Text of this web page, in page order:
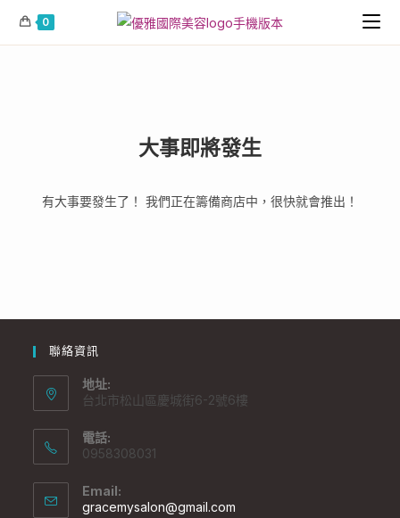
0
大事即將發生
有大事要發生了！ 我們正在籌備商店中，很快就會推出！
聯絡資訊
地址:
台北市松山區慶城街6-2號6樓
電話:
0958308031
Email:
gracemysalon@gmail.com